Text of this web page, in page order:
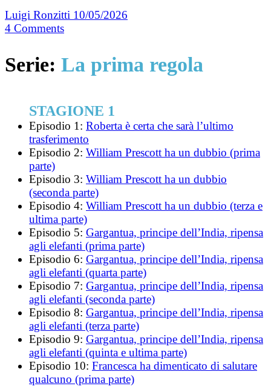
Luigi Ronzitti 10/05/2026
4 Comments
Serie: La prima regola
STAGIONE 1
Episodio 1: Roberta è certa che sarà l’ultimo
trasferimento
Episodio 2: William Prescott ha un dubbio (prima
parte)
Episodio 3: William Prescott ha un dubbio
(seconda parte)
Episodio 4: William Prescott ha un dubbio (terza e
ultima parte)
Episodio 5: Gargantua, principe dell’India, ripensa
agli elefanti (prima parte)
Episodio 6: Gargantua, principe dell’India, ripensa
agli elefanti (quarta parte)
Episodio 7: Gargantua, principe dell’India, ripensa
agli elefanti (seconda parte)
Episodio 8: Gargantua, principe dell’India, ripensa
agli elefanti (terza parte)
Episodio 9: Gargantua, principe dell’India, ripensa
agli elefanti (quinta e ultima parte)
Episodio 10: Francesca ha dimenticato di salutare
qualcuno (prima parte)